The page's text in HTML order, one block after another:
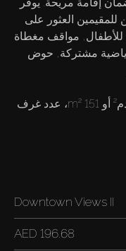
للمقيمين العثور على
مواقف مغطاة
مشتركة, حوض
يشغل العقار (شقة) مساحة 1626.86 قدم² أو 151 m²، عدد غرف
Downtown Views II
196.68 AED